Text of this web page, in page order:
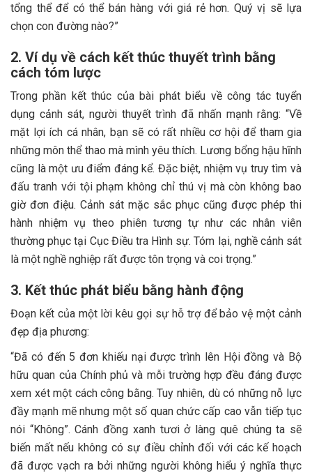
tổng thể để có thể bán hàng với giá rẻ hơn. Quý vị sẽ lựa
chọn con đường nào?”
2. Ví dụ về cách kết thúc thuyết trình bằng
cách tóm lược
Trong phần kết thúc của bài phát biểu về công tác tuyển
dụng cảnh sát, người thuyết trình đã nhấn mạnh rằng: “Về
mặt lợi ích cá nhân, bạn sẽ có rất nhiều cơ hội để tham gia
những môn thể thao mà mình yêu thích. Lương bổng hậu hĩnh
cũng là một ưu điểm đáng kể. Đặc biệt, nhiệm vụ truy tìm và
đấu tranh với tội phạm không chỉ thú vị mà còn không bao
giờ đơn điệu. Cảnh sát mặc sắc phục cũng được phép thi
hành nhiệm vụ theo phiên tương tự như các nhân viên
thường phục tại Cục Điều tra Hình sự. Tóm lại, nghề cảnh sát
là một nghề nghiệp rất được tôn trọng và coi trọng.”
3. Kết thúc phát biểu bằng hành động
Đoạn kết của một lời kêu gọi sự hỗ trợ để bảo vệ một cảnh
đẹp địa phương:
“Đã có đến 5 đơn khiếu nại được trình lên Hội đồng và Bộ
hữu quan của Chính phủ và mỗi trường hợp đều đáng được
xem xét một cách công bằng. Tuy nhiên, dù có những nỗ lực
đầy mạnh mẽ nhưng một số quan chức cấp cao vẫn tiếp tục
nói “Không”. Cánh đồng xanh tươi ở làng quê chúng ta sẽ
biến mất nếu không có sự điều chỉnh đối với các kế hoạch
đã được vạch ra bởi những người không hiểu ý nghĩa thực